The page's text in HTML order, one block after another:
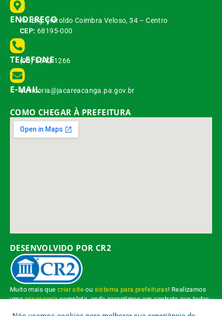
ENDEREÇO
Av. Brg. Haroldo Coimbra Veloso, 34 – Centro
CEP: 68195-000
TELEFONE
(93) 3542-1266
E-MAIL
ouvidoria@jacareacanga.pa.gov.br
COMO CHEGAR À PREFEITURA
DESENVOLVIDO POR CR2
Muito mais quecriar site ou sistema para prefeituras! Realizamos
umaassessoriacompleta, onde garantimos em contrato que todas